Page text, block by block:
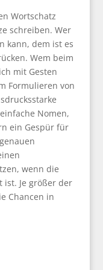
Wortschatz
schreiben. Wer
kann, dem ist es
Wem beim
mit Gesten
Formulieren von
Nomen,
ein Gespür für
wenn die
ist. Je größer der
Chancen in